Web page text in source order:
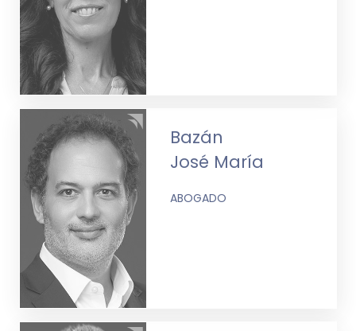
Bazán
José María
ABOGADO